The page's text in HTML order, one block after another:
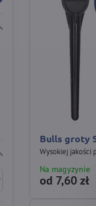
Bulls groty
Wysokiej jakości
Na magyzynie
od 7,60 zł